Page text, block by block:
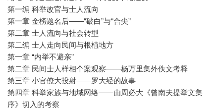
第一编 科举改官与士人流向
第一章 金榜题名后——“破白”与“合尖”
第二章 士人流向与社会转型
第二编 士人走向民间与根植地方
第一章 “内举不避亲”
第二章 民间士人样相个案观察——杨万里集外佚文考释
第三章 小官僚大投射——罗大经的故事
第四章 科举家族与地域网络——由周必大《曾南夫提举文集
序》切入的考察